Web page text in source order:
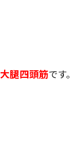
大腿四頭筋です。